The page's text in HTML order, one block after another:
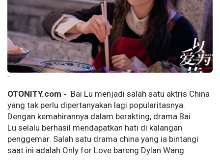
--
OTONITY.com - Bai Lu menjadi salah satu aktris China
yang tak perlu dipertanyakan lagi popularitasnya.
Dengan kemahirannya dalam berakting, drama Bai
Lu selalu berhasil mendapatkan hati di kalangan
penggemar. Salah satu drama china yang ia bintangi
saat ini adalah Only for Love bareng Dylan Wang.